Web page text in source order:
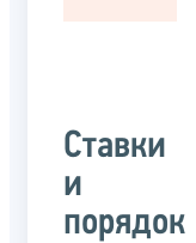
Ставки
и
порядок